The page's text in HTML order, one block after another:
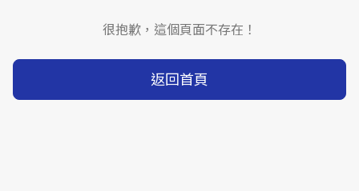
很抱歉，這個頁面不存在！
返回首頁